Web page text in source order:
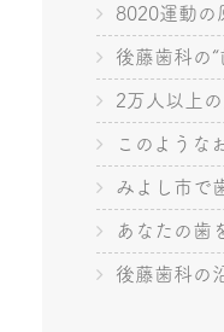
8020運動の
後藤歯科の
2万人以上
このような
みよし市で
あなたの歯
後藤歯科の